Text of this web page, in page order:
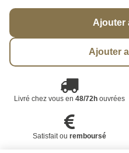
Ajouter
Ajouter
Livré chez vous en 48/72houvrées
Satisfait ou remboursé